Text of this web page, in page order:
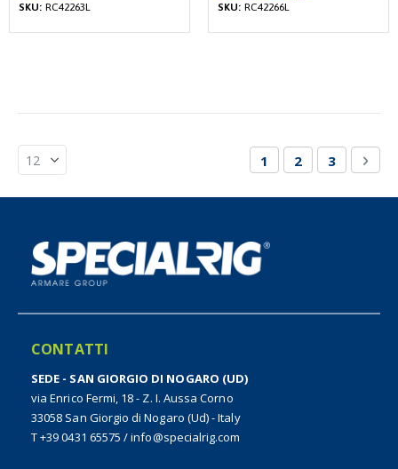
SKU: RC42263L
SKU: RC42266L
Pagina
Attualmente stai
1 Pagina
2 Pagina
3
CONTATTI
SEDE - SAN GIORGIO DI NOGARO (UD)
via Enrico Fermi, 18 - Z. I. Aussa Corno
33058 San Giorgio di Nogaro (Ud) - Italy
T +39 0431 65575 /info@specialrig.com